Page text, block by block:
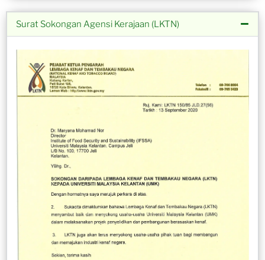
Surat Sokongan Agensi Kerajaan (LKTN)